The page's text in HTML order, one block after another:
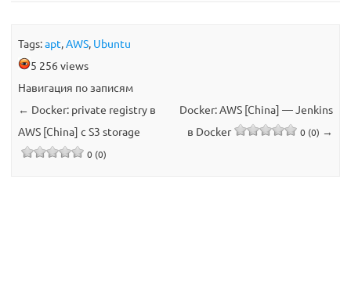
Tags:apt,AWS, Ubuntu
5 256 views
Навигация по записям
← Docker: private registry в
AWS [China] с S3 storage
0 (0)
Docker: AWS [China] — Jenkins
в Docker
0 (0) →